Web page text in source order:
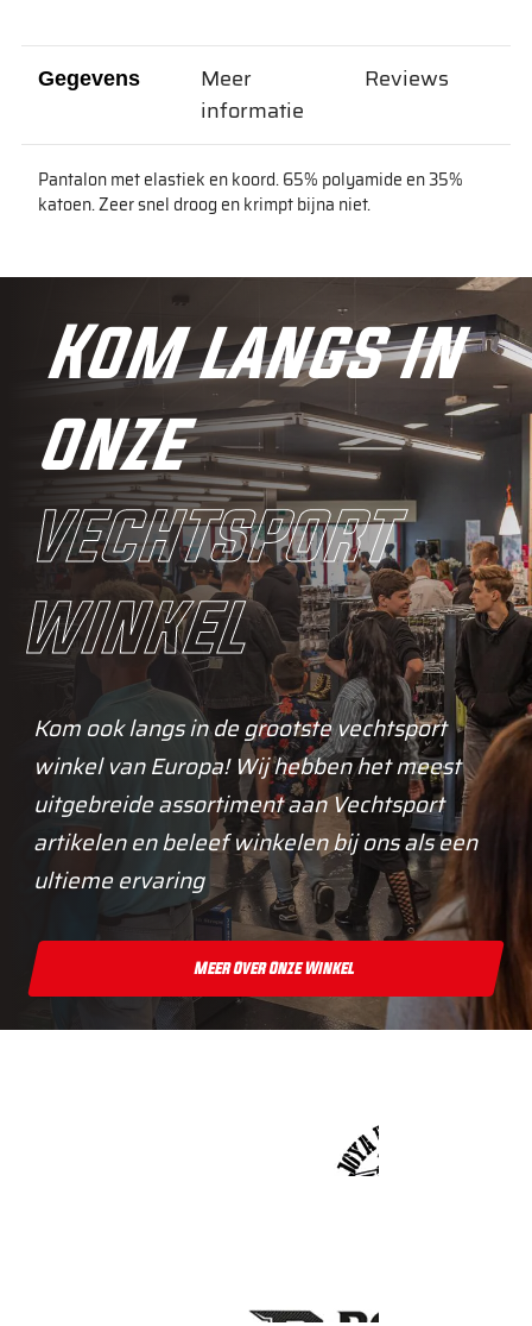
Gegevens
Pantalon met elastiek en koord. 65% polyamide en 35%
katoen. Zeer snel droog en krimpt bijna niet.
Meer
informatie
Reviews
Kom langs in
onze
vechtsport
winkel
Kom ook langs in de grootste vechtsport
winkel van Europa! Wij hebben het meest
uitgebreide assortiment aan Vechtsport
artikelen en beleef winkelen bij ons als een
ultieme ervaring
Meer Over Onze Winkel